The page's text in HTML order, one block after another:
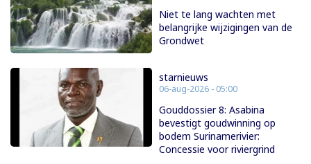
Niet te lang wachten met
belangrijke wijzigingen van de
Grondwet
starnieuws
06-aug-2026 - 05:00
Gouddossier 8: Asabina
bevestigt goudwinning op
bodem Surinamerivier:
Concessie voor riviergrind